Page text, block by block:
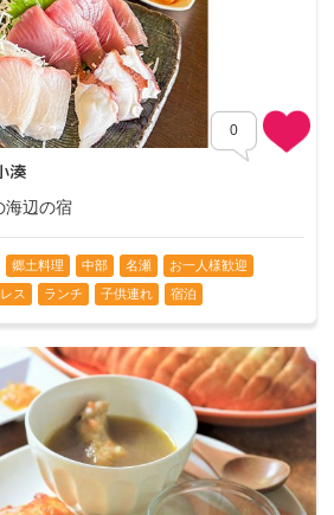
0
湊
海辺の宿
郷土料理 中部 名瀬
お一人様歓迎
ス
ランチ 子供連れ 宿泊